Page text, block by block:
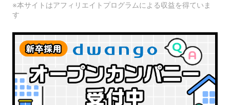
※本サイトはアフィリエイトプログラムによる収益を得ていま
す